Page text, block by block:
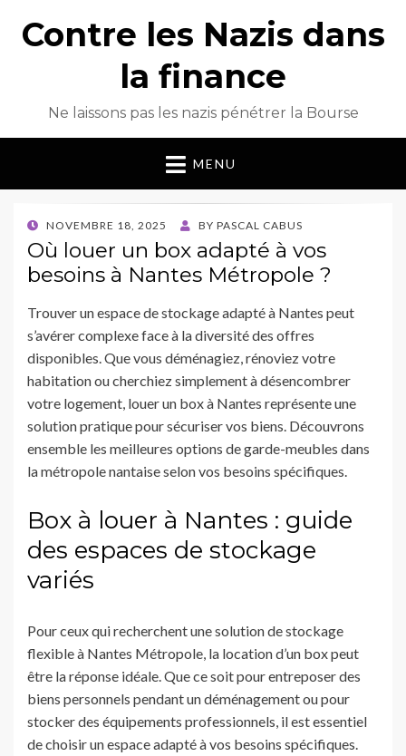
Contre les Nazis dans
la finance
Ne laissons pas les nazis pénétrer la Bourse
MENU
POSTED
ON
NOVEMBRE 18, 2025 BY PASCAL CABUS
Où louer un box adapté à vos
besoins à Nantes Métropole ?
Trouver un espace de stockage adapté à Nantes peut
s’avérer complexe face à la diversité des offres
disponibles. Que vous déménagiez, rénoviez votre
habitation ou cherchiez simplement à désencombrer
votre logement, louer un box à Nantes représente une
solution pratique pour sécuriser vos biens. Découvrons
ensemble les meilleures options de garde-meubles dans
la métropole nantaise selon vos besoins spécifiques.
Box à louer à Nantes : guide
des espaces de stockage
variés
Pour ceux qui recherchent une solution de stockage
flexible à Nantes Métropole, la location d’un box peut
être la réponse idéale. Que ce soit pour entreposer des
biens personnels pendant un déménagement ou pour
stocker des équipements professionnels, il est essentiel
de choisir un espace adapté à vos besoins spécifiques.